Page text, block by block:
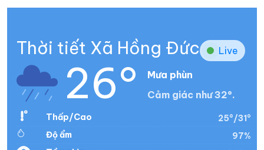
Thời tiết Xã Hồng Đức Live
26°
Mưa phùn
Cảm giác như 32°.
Thấp/Cao
25°/31°
Độ ẩm
97%